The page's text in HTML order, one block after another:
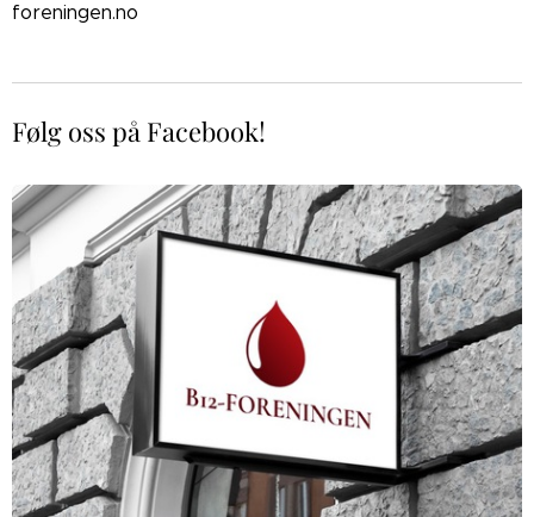
foreningen.no
Følg oss på Facebook!